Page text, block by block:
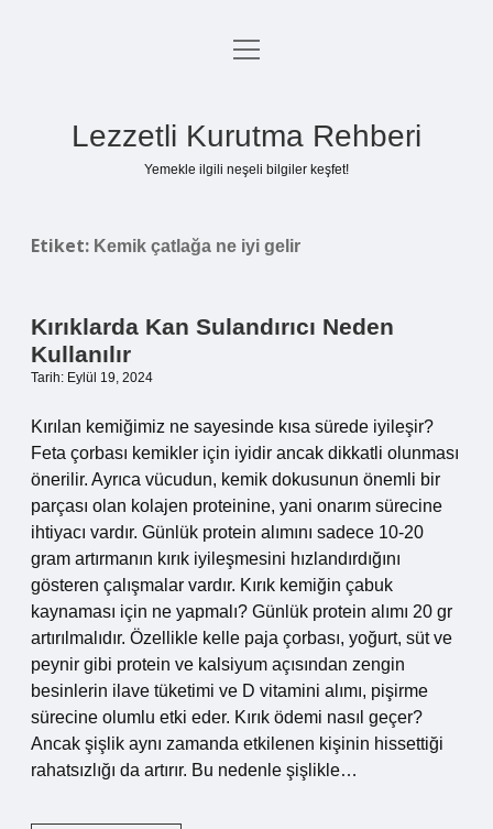
Anasayfa
menüyü
Lezzetli Kurutma Rehberi
Yemekle ilgili neşeli bilgiler keşfet!
Etiket: Kemik çatlağa ne iyi gelir
Kırıklarda Kan Sulandırıcı Neden
Kullanılır
Tarih: Eylül 19, 2024
Kırılan kemiğimiz ne sayesinde kısa sürede iyileşir?
Feta çorbası kemikler için iyidir ancak dikkatli olunması
önerilir. Ayrıca vücudun, kemik dokusunun önemli bir
parçası olan kolajen proteinine, yani onarım sürecine
ihtiyacı vardır. Günlük protein alımını sadece 10-20
gram artırmanın kırık iyileşmesini hızlandırdığını
gösteren çalışmalar vardır. Kırık kemiğin çabuk
kaynaması için ne yapmalı? Günlük protein alımı 20 gr
artırılmalıdır. Özellikle kelle paja çorbası, yoğurt, süt ve
peynir gibi protein ve kalsiyum açısından zengin
besinlerin ilave tüketimi ve D vitamini alımı, pişirme
sürecine olumlu etki eder. Kırık ödemi nasıl geçer?
Ancak şişlik aynı zamanda etkilenen kişinin hissettiği
rahatsızlığı da artırır. Bu nedenle şişlikle…